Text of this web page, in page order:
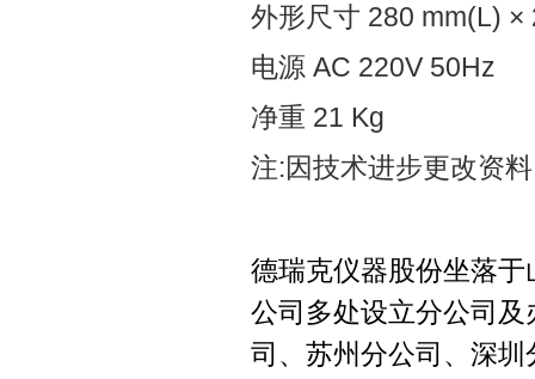
外形尺寸 280 mm(L)
电源 AC 220V 50Hz
净重 21 Kg
注:因技术进步更改资
德瑞克仪器股份坐落
公司多处设立分公司
司、苏州分公司、深